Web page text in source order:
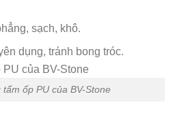
sạch, khô.
dụng, tránh bong tróc.
tấm ốp PU của BV-Stone